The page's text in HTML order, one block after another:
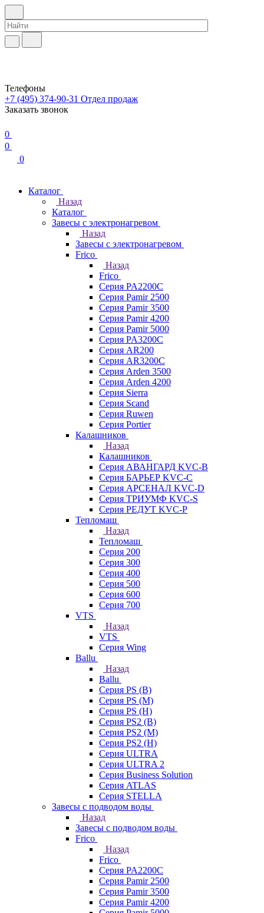
Телефоны
+7 (495) 374-90-31 Отдел продаж
Заказать звонок
0
0
0
Каталог
Назад
Каталог
Завесы с электронагревом
Назад
Завесы с электронагревом
Frico
Назад
Frico
Серия PA2200C
Серия Pamir 2500
Серия Pamir 3500
Серия Pamir 4200
Серия Pamir 5000
Серия PA3200C
Серия AR200
Серия AR3200C
Серия Arden 3500
Серия Arden 4200
Серия Sierra
Серия Scand
Серия Ruwen
Серия Portier
Калашников
Назад
Калашников
Серия АВАНГАРД KVC-B
Серия БАРЬЕР KVC-C
Серия АРСЕНАЛ KVC-D
Серия ТРИУМФ KVC-S
Серия РЕДУТ KVC-P
Тепломаш
Назад
Тепломаш
Серия 200
Серия 300
Серия 400
Серия 500
Серия 600
Серия 700
VTS
Назад
VTS
Серия Wing
Ballu
Назад
Ballu
Серия PS (B)
Серия PS (M)
Серия PS (H)
Серия PS2 (B)
Серия PS2 (M)
Серия PS2 (H)
Серия ULTRA
Серия ULTRA 2
Серия Business Solution
Серия ATLAS
Серия STELLA
Завесы с подводом воды
Назад
Завесы с подводом воды
Frico
Назад
Frico
Серия PA2200C
Серия Pamir 2500
Серия Pamir 3500
Серия Pamir 4200